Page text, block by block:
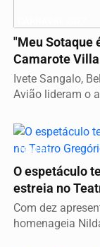
"Meu Sotaque
Camarote
Ivete Sangalo,
Avião lideram o
TEATRO
O espetáculo
estreia no
Com dez
homenageia